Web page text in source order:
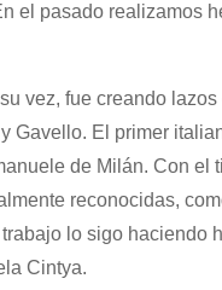
el pasado realizamos
vez, fue creando
Gavello. El primer
de Milán. Con el
reconocidas,
lo sigo haciendo
Cintya.